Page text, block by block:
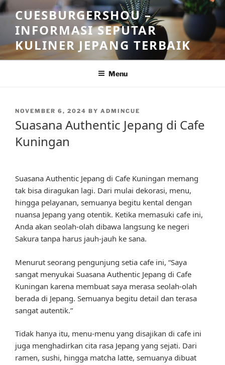
Skip
to
content
CUESBURGERSHOU –
INFORMASI SEPUTAR
KULINER JEPANG TERBAIK
Menu
POSTED
NOVEMBER 6, 2024 BY ADMINCUE
Suasana Authentic Jepang di Cafe
Kuningan
Suasana Authentic Jepang di Cafe Kuningan memang
tak bisa diragukan lagi. Dari mulai dekorasi, menu,
hingga pelayanan, semuanya begitu kental dengan
nuansa Jepang yang otentik. Ketika memasuki cafe ini,
Anda akan seolah-olah dibawa langsung ke negeri
Sakura tanpa harus jauh-jauh ke sana.
Menurut seorang pengunjung setia cafe ini, “Saya
sangat menyukai Suasana Authentic Jepang di Cafe
Kuningan karena membuat saya merasa seolah-olah
berada di Jepang. Semuanya begitu detail dan terasa
sangat autentik.”
Tidak hanya itu, menu-menu yang disajikan di cafe ini
juga menghadirkan cita rasa Jepang yang sejati. Dari
ramen, sushi, hingga matcha latte, semuanya dibuat